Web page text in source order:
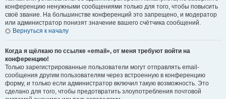
конференцию ненужными сообщениями только для того, чтобы повысить
своё звание. На большинстве конференций это запрещено, и модератор
или администратор понизят значение вашего счётчика сообщений.
Вернуться к началу
Когда я щёлкаю по ссылке «email», от меня требуют войти на
конференцию!
Только зарегистрированные пользователи могут отправлять email-
сообщения другим пользователям через встроенную в конференцию
форму, и только если администратор включил такую возможность. Это
сделано для того, чтобы предотвратить злоупотребления почтовой